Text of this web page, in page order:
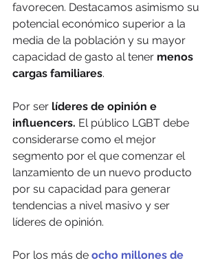
favorecen. Destacamos asimismo su
potencial económico superior a la
media de la población y su mayor
capacidad de gasto al tener menos
cargas familiares.
Por ser líderes de opinión e
influencers. El público LGBT debe
considerarse como el mejor
segmento por el que comenzar el
lanzamiento de un nuevo producto
por su capacidad para generar
tendencias a nivel masivo y ser
líderes de opinión.
Por los más de ocho millones de